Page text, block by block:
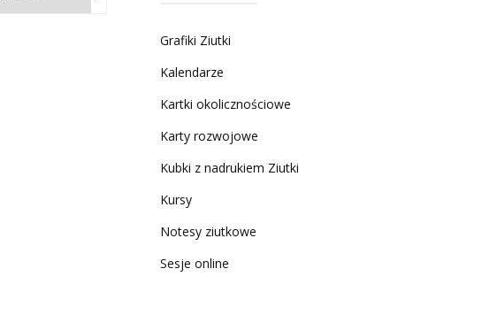
Grafiki Ziutki
Kalendarze
Kartki okolicznościowe
Karty rozwojowe
Kubki z nadrukiem Ziutki
Kursy
Notesy ziutkowe
Sesje online